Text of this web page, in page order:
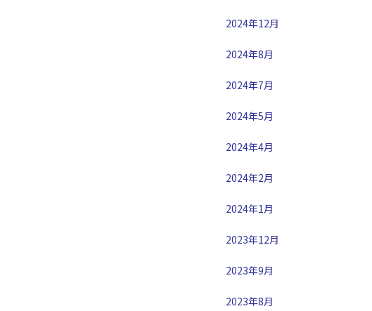
2024年12月
2024年8月
2024年7月
2024年5月
2024年4月
2024年2月
2024年1月
2023年12月
2023年9月
2023年8月